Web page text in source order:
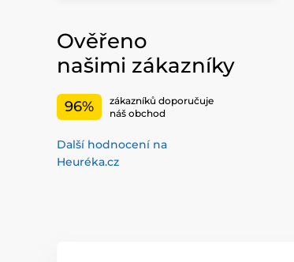
Ověřeno
našimi zákazníky
96%
zákazníků doporučuje
náš obchod
Další hodnocení na
Heuréka.cz